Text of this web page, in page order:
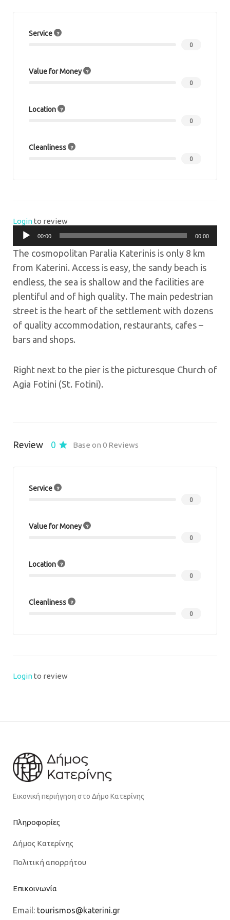
Service
0
Value for Money
0
Location
0
Cleanliness
0
Loginto review
Πρόγραμμα
Αναπαραγωγής
00:00 00:00
The cosmopolitan Paralia Katerinis is only 8 km
from Katerini. Access is easy, the sandy beach is
endless, the sea is shallow and the facilities are
plentiful and of high quality. The main pedestrian
street is the heart of the settlement with dozens
of quality accommodation, restaurants, cafes –
bars and shops.
Right next to the pier is the picturesque Church of
Agia Fotini (St. Fotini).
Review 0 Base on 0 Reviews
Service
0
Value for Money
0
Location
0
Cleanliness
0
Loginto review
Εικονική περιήγηση στο Δήμο Κατερίνης
Πληροφορίες
Δήμος Κατερίνης
Πολιτική απορρήτου
Επικοινωνία
Email: tourismos@katerini.gr